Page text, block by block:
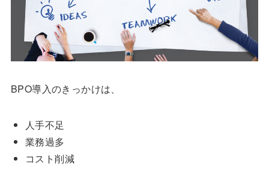
BPO導入のきっかけは、
人手不足
業務過多
コスト削減